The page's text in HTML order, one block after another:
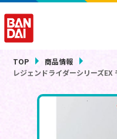
TOP
商品情報
レジェンドライダーシリーズEX